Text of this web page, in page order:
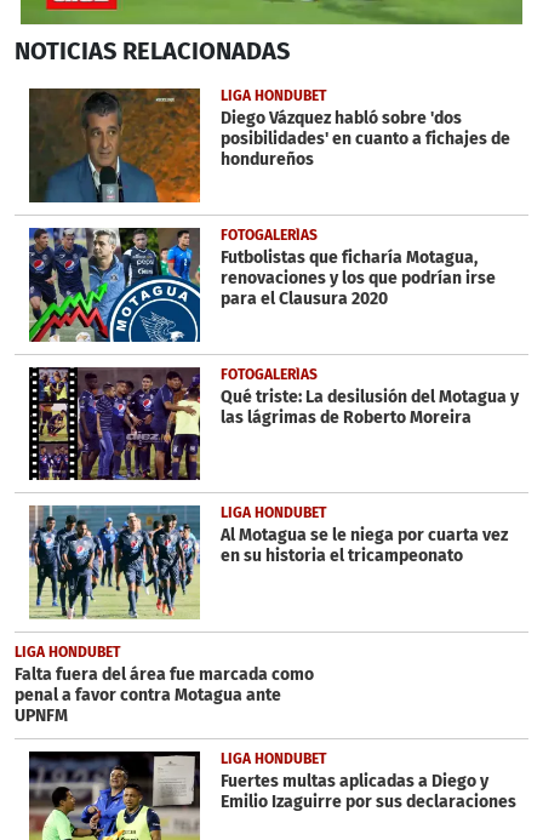
seconds
4
minutes,
seconds
NOTICIAS RELACIONADAS
LIGA HONDUBET
Diego Vázquez habló sobre 'dos
posibilidades' en cuanto a fichajes de
hondureños
FOTOGALERÍAS
Futbolistas que ficharía Motagua,
renovaciones y los que podrían irse
para el Clausura 2020
FOTOGALERÍAS
Qué triste: La desilusión del Motagua y
las lágrimas de Roberto Moreira
LIGA HONDUBET
Al Motagua se le niega por cuarta vez
en su historia el tricampeonato
LIGA HONDUBET
Falta fuera del área fue marcada como
penal a favor contra Motagua ante
UPNFM
LIGA HONDUBET
Fuertes multas aplicadas a Diego y
Emilio Izaguirre por sus declaraciones